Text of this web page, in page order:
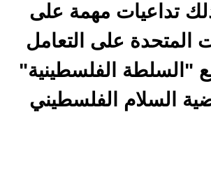
تداعيات مهمة على
المتحدة على التعامل
"السلطة الفلسطينية"
السلام الفلسطيني